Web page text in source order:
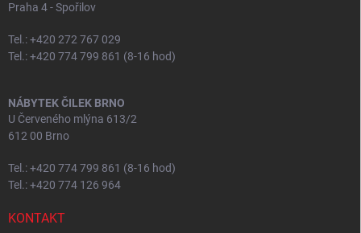
Praha 4 - Spořilov
Tel.: +420 272 767 029
Tel.: +420 774 799 861 (8-16 hod)
NÁBYTEK ČILEK BRNO
U Červeného mlýna 613/2
612 00 Brno
Tel.: +420 774 799 861 (8-16 hod)
Tel.: +420 774 126 964
KONTAKT